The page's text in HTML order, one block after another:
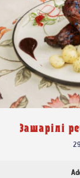
Зашарілі